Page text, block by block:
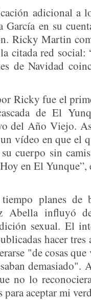
adicional a
García en su
Ricky Martin
citada red social:
de Navidad
Ricky fue el
de El
del Año Viejo.
vídeo en que el
cuerpo sin
en El Yunque”,
planes
Abella influyó
sexual. El
hacer tres
"de cosas que
demasiado".
no lo
aceptar mi